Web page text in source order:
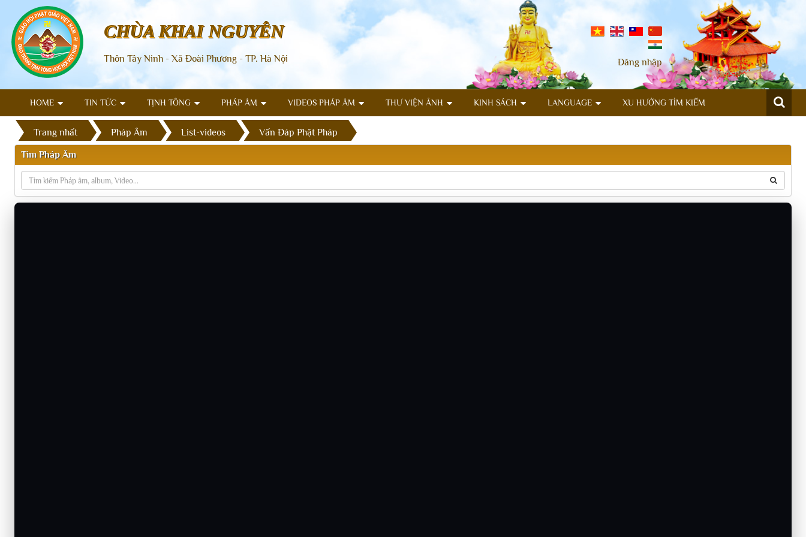
Đăng nhập
CHÙA KHAI NGUYÊN
Thôn Tây Ninh - Xã Đoài Phương - TP. Hà Nội
HOME TIN TỨC TỊNH TÔNG PHÁP ÂM VIDEOS PHÁP ÂM THƯ VIỆN ẢNH KINH SÁCH LANGUAGE XU HƯỚNG TÌM KIẾM
Trang nhất Pháp Âm List-videos Vấn Đáp Phật Pháp
Tìm Pháp Âm